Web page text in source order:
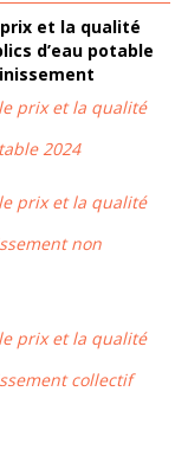
et la qualité
d’eau potable
prix et la qualité
2024
prix et la qualité
non
prix et la qualité
collectif